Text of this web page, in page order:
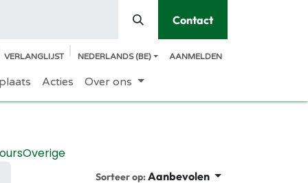
Contact
VERLANGLIJST NEDERLANDS (BE) AANMELDEN
Acties Over ons
Overige
Sorteer op:Aanbevolen